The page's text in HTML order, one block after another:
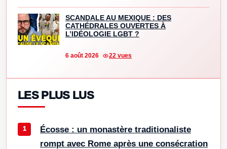
SCANDALE AU MEXIQUE : DES
CATHÉDRALES OUVERTES À
L’IDÉOLOGIE LGBT ?
6 août 2026 22 vues
LES PLUS LUS
Écosse : un monastère traditionaliste
rompt avec Rome après une consécration